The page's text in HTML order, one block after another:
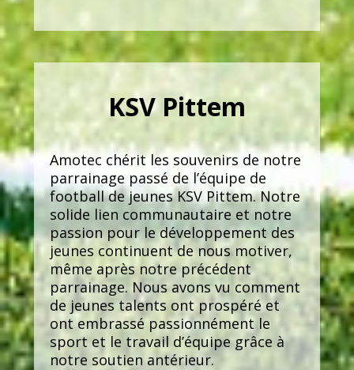
KSV Pittem
Amotec chérit les souvenirs de notre
parrainage passé de l’équipe de
football de jeunes KSV Pittem. Notre
solide lien communautaire et notre
passion pour le développement des
jeunes continuent de nous motiver,
même après notre précédent
parrainage. Nous avons vu comment
de jeunes talents ont prospéré et
ont embrassé passionnément le
sport et le travail d’équipe grâce à
notre soutien antérieur.